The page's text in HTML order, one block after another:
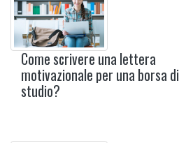
Come scrivere una lettera
motivazionale per una borsa di
studio?